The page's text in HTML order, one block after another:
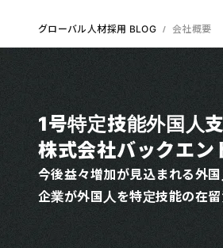
グローバル人材採用 BLOG 会社概要
1号特定技能外国人
株式会社バックエン
今後益々増加が見込まれる外国
企業が外国人を特定技能の在